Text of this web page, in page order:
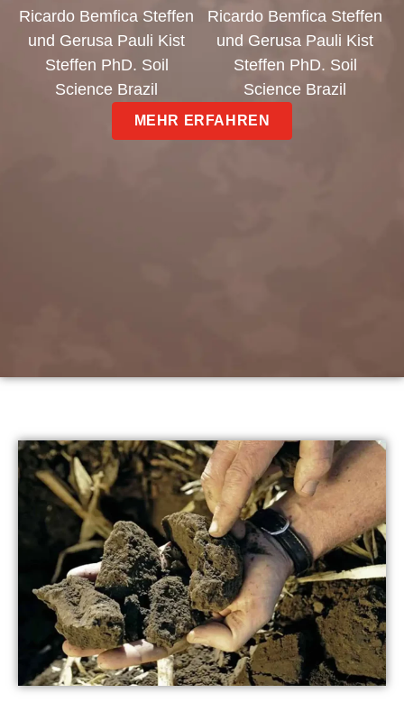
Ricardo Bemfica Steffen
und Gerusa Pauli Kist
Steffen PhD. Soil
Science Brazil
Ricardo Bemfica Steffen
und Gerusa Pauli Kist
Steffen PhD. Soil
Science Brazil
MEHR ERFAHREN